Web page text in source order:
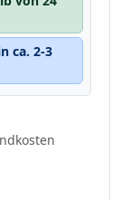
ca. 2-3